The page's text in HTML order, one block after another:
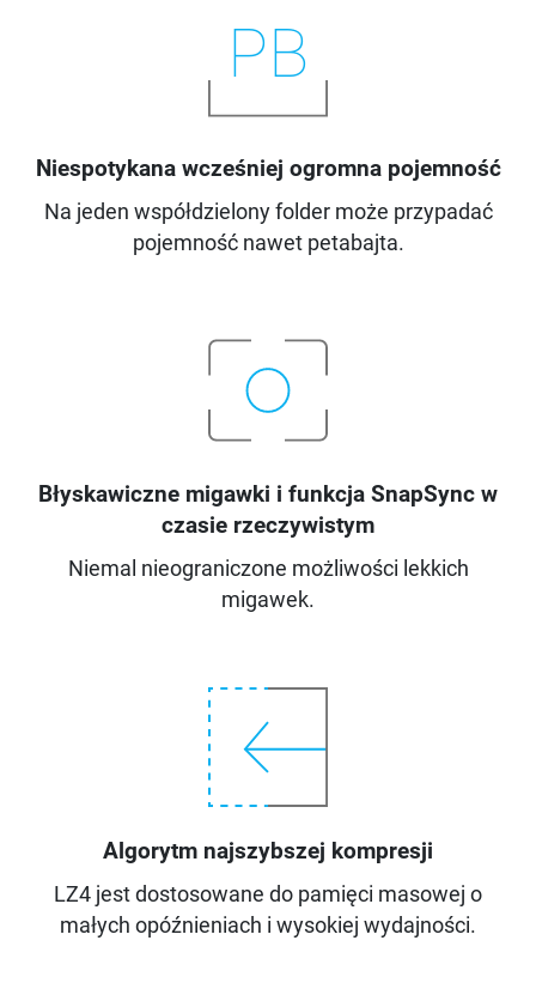
Niespotykana wcześniej ogromna pojemność
Na jeden współdzielony folder może przypadać
pojemność nawet petabajta.
Błyskawiczne migawki i funkcja SnapSync w
czasie rzeczywistym
Niemal nieograniczone możliwości lekkich
migawek.
Algorytm najszybszej kompresji
LZ4 jest dostosowane do pamięci masowej o
małych opóźnieniach i wysokiej wydajności.